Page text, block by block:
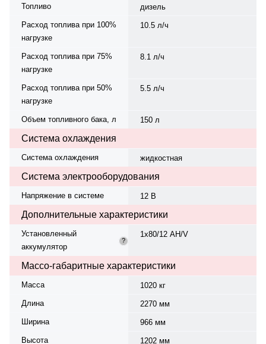
Топливо
дизель
Расход топлива при 100%
нагрузке
10.5 л/ч
Расход топлива при 75%
нагрузке
8.1 л/ч
Расход топлива при 50%
нагрузке
5.5 л/ч
Объем топливного бака, л 150 л
Система охлаждения
Система охлаждения жидкостная
Система электрооборудования
Напряжение в системе 12 В
Дополнительные характеристики
Установленный
аккумулятор
?
1х80/12 AH/V
Массо-габаритные характеристики
Масса
1020 кг
Длина
2270 мм
Ширина
966 мм
Высота
1202 мм